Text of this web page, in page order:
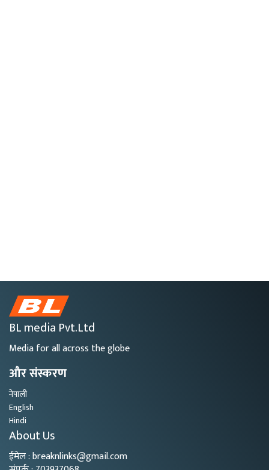
BL media Pvt.Ltd
Media for all across the globe
और संस्करण
नेपाली
English
Hindi
About Us
ईमेल : breaknlinks@gmail.com